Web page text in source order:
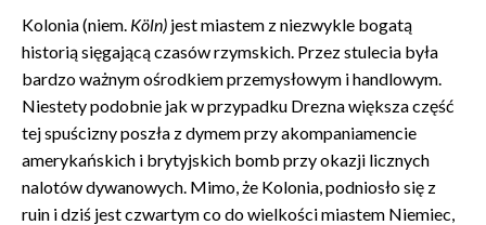
Kolonia (niem. Köln) jest miastem z niezwykle bogatą
historią sięgającą czasów rzymskich. Przez stulecia była
bardzo ważnym ośrodkiem przemysłowym i handlowym.
Niestety podobnie jak w przypadku Drezna większa część
tej spuścizny poszła z dymem przy akompaniamencie
amerykańskich i brytyjskich bomb przy okazji licznych
nalotów dywanowych. Mimo, że Kolonia, podniosło się z
ruin i dziś jest czwartym co do wielkości miastem Niemiec,